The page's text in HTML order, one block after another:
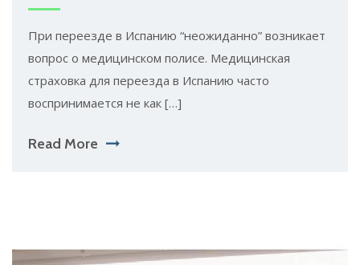
При переезде в Испанию “неожиданно” возникает
вопрос о медицинском полисе. Медицинская
страховка для переезда в Испанию часто
воспринимается не как […]
Read More